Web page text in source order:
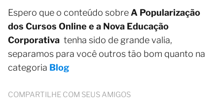
Espero que o conteúdo sobre A Popularização
dos Cursos Online e a Nova Educação
Corporativa tenha sido de grande valia,
separamos para você outros tão bom quanto na
categoria Blog
COMPARTILHE COM SEUS AMIGOS